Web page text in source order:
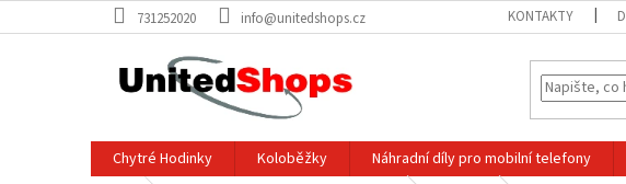
na
731252020 info@unitedshops.cz KONTAKTY
Chytré Hodinky Koloběžky Náhradní díly pro mobilní telefony